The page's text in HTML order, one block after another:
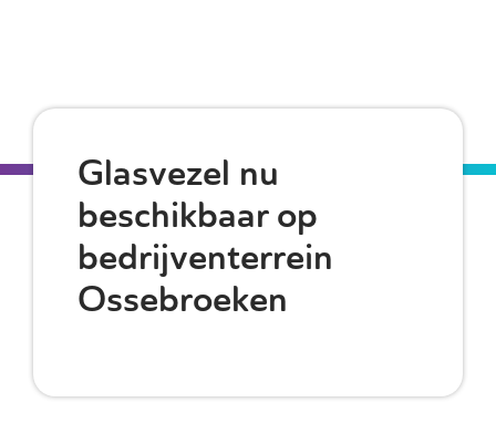
Glasvezel nu
beschikbaar op
bedrijventerrein
Ossebroeken